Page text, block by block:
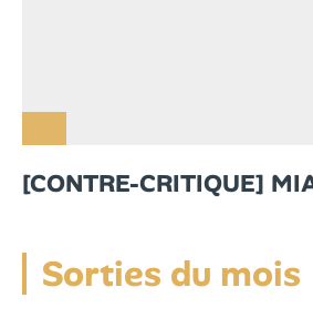
[CONTRE-CRITIQUE]
Sorties du mois